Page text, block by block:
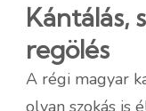
Kántálás,
regölés
A régi magyar
olyan szokás is